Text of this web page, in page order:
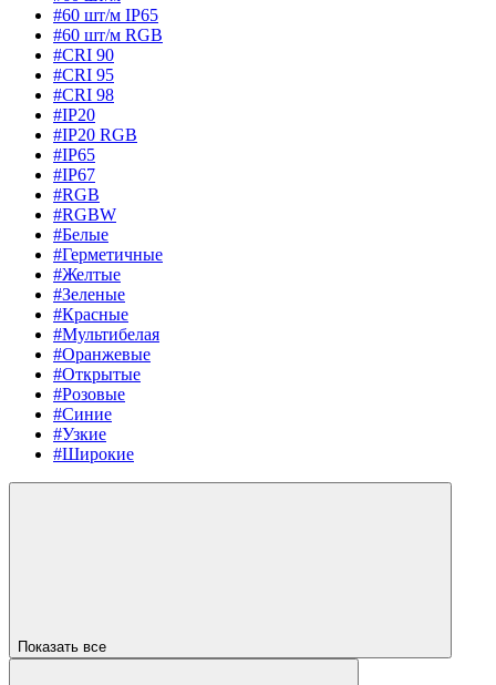
#60 шт/м IP65
#60 шт/м RGB
#CRI 90
#CRI 95
#CRI 98
#IP20
#IP20 RGB
#IP65
#IP67
#RGB
#RGBW
#Белые
#Герметичные
#Желтые
#Зеленые
#Красные
#Мультибелая
#Оранжевые
#Открытые
#Розовые
#Синие
#Узкие
#Широкие
Показать все